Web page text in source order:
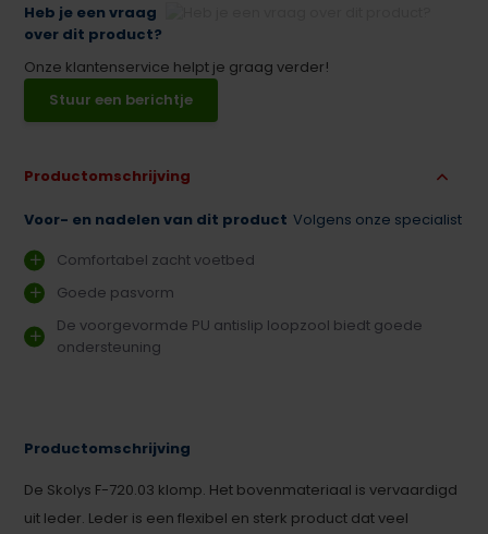
Heb je een vraag
over dit product?
Onze klantenservice helpt je graag verder!
Stuur een berichtje
Productomschrijving
Voor- en nadelen van dit product Volgens onze specialist
Comfortabel zacht voetbed
Goede pasvorm
De voorgevormde PU antislip loopzool biedt goede
ondersteuning
Productomschrijving
De Skolys F-720.03 klomp. Het bovenmateriaal is vervaardigd
uit leder. Leder is een flexibel en sterk product dat veel